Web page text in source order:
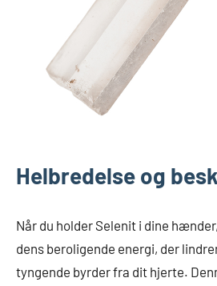
Helbredelse og
Når du holder Selenit i dine
dens beroligende energi, der
tyngende byrder fra dit hjerte.